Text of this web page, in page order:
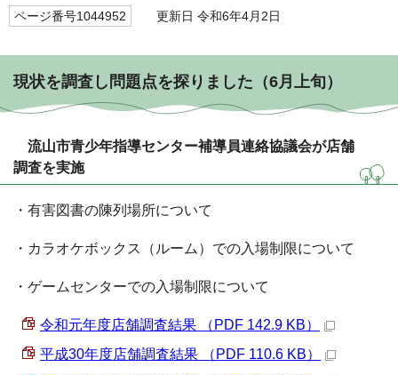
ページ番号1044952 更新日 令和6年4月2日
現状を調査し問題点を探りました（6月上旬）
流山市青少年指導センター補導員連絡協議会が店舗
調査を実施
・有害図書の陳列場所について
・カラオケボックス（ルーム）での入場制限について
・ゲームセンターでの入場制限について
令和元年度店舗調査結果 （PDF 142.9 KB）
平成30年度店舗調査結果 （PDF 110.6 KB）